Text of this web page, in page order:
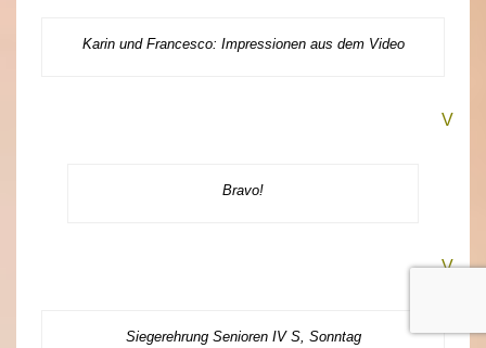
Karin und Francesco: Impressionen aus dem Video
V
Bravo!
V
Siegerehrung Senioren IV S, Sonntag